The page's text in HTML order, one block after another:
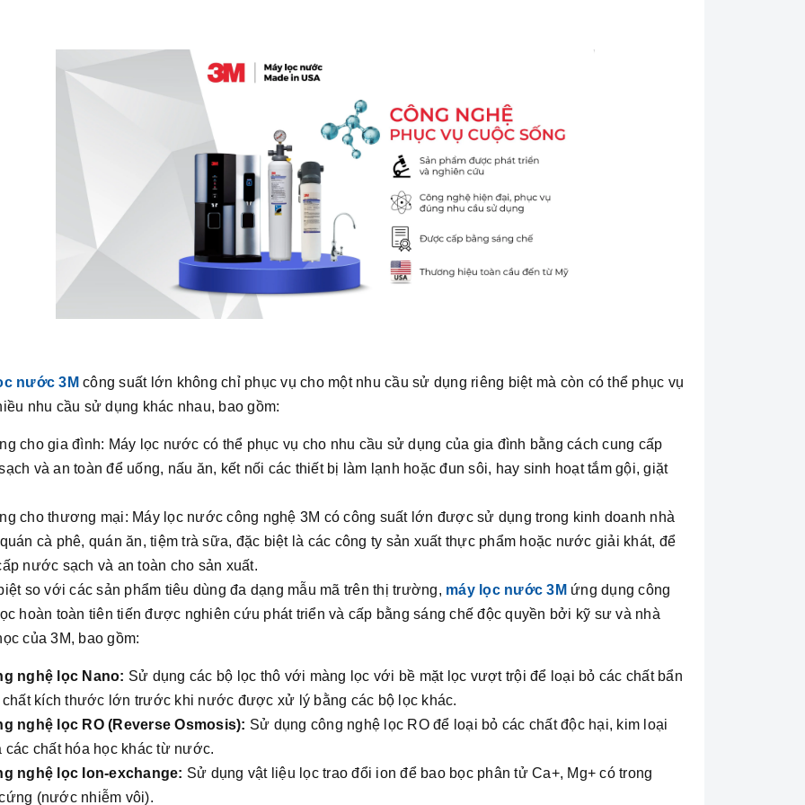
nước 3M công suất lớn không chỉ phục vụ cho một nhu cầu sử dụng riêng biệt mà còn có thể phục vụ
nhu cầu sử dụng khác nhau, bao gồm:
cho gia đình: Máy lọc nước có thể phục vụ cho nhu cầu sử dụng của gia đình bằng cách cung cấp
và an toàn để uống, nấu ăn, kết nối các thiết bị làm lạnh hoặc đun sôi, hay sinh hoạt tắm gội, giặt
cho thương mại: Máy lọc nước công nghệ 3M có công suất lớn được sử dụng trong kinh doanh nhà
cà phê, quán ăn, tiệm trà sữa, đặc biệt là các công ty sản xuất thực phẩm hoặc nước giải khát, để
nước sạch và an toàn cho sản xuất.
so với các sản phẩm tiêu dùng đa dạng mẫu mã trên thị trường, máy lọc nước 3M ứng dụng công
hoàn toàn tiên tiến được nghiên cứu phát triển và cấp bằng sáng chế độc quyền bởi kỹ sư và nhà
của 3M, bao gồm:
nghệ lọc Nano: Sử dụng các bộ lọc thô với màng lọc với bề mặt lọc vượt trội để loại bỏ các chất bẩn
chất kích thước lớn trước khi nước được xử lý bằng các bộ lọc khác.
nghệ lọc RO (Reverse Osmosis): Sử dụng công nghệ lọc RO để loại bỏ các chất độc hại, kim loại
các chất hóa học khác từ nước.
nghệ lọc Ion-exchange: Sử dụng vật liệu lọc trao đổi ion để bao bọc phân tử Ca+, Mg+ có trong
(nước nhiễm vôi).